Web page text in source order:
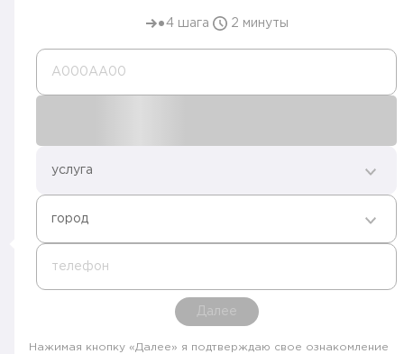
4 шага 2 минуты
А000AA00
услуга
город
телефон
Далее
Нажимая кнопку «Далее» я подтверждаю свое ознакомление